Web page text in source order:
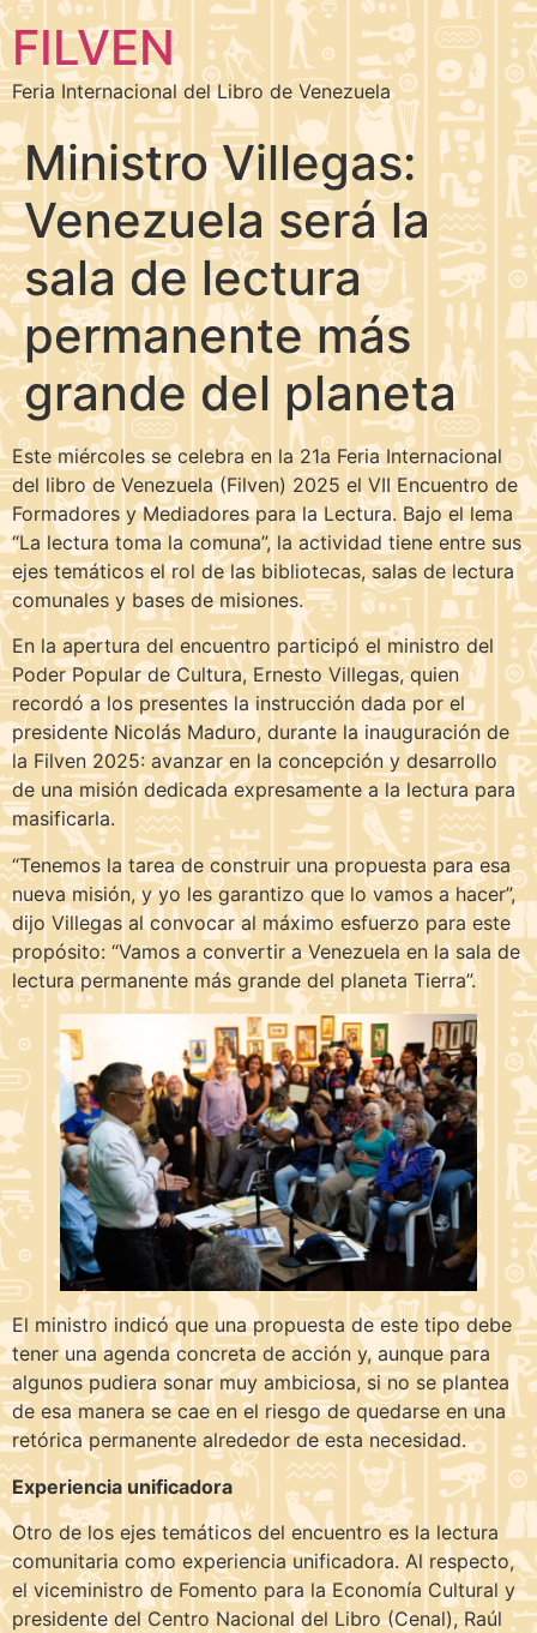
FILVEN
Feria Internacional del Libro de Venezuela
Ministro Villegas:
Venezuela será la
sala de lectura
permanente más
grande del planeta
Este miércoles se celebra en la 21a Feria Internacional
del libro de Venezuela (Filven) 2025 el VII Encuentro de
Formadores y Mediadores para la Lectura. Bajo el lema
“La lectura toma la comuna”, la actividad tiene entre sus
ejes temáticos el rol de las bibliotecas, salas de lectura
comunales y bases de misiones.
En la apertura del encuentro participó el ministro del
Poder Popular de Cultura, Ernesto Villegas, quien
recordó a los presentes la instrucción dada por el
presidente Nicolás Maduro, durante la inauguración de
la Filven 2025: avanzar en la concepción y desarrollo
de una misión dedicada expresamente a la lectura para
masificarla.
“Tenemos la tarea de construir una propuesta para esa
nueva misión, y yo les garantizo que lo vamos a hacer”,
dijo Villegas al convocar al máximo esfuerzo para este
propósito: “Vamos a convertir a Venezuela en la sala de
lectura permanente más grande del planeta Tierra”.
El ministro indicó que una propuesta de este tipo debe
tener una agenda concreta de acción y, aunque para
algunos pudiera sonar muy ambiciosa, si no se plantea
de esa manera se cae en el riesgo de quedarse en una
retórica permanente alrededor de esta necesidad.
Experiencia unificadora
Otro de los ejes temáticos del encuentro es la lectura
comunitaria como experiencia unificadora. Al respecto,
el viceministro de Fomento para la Economía Cultural y
presidente del Centro Nacional del Libro (Cenal), Raúl